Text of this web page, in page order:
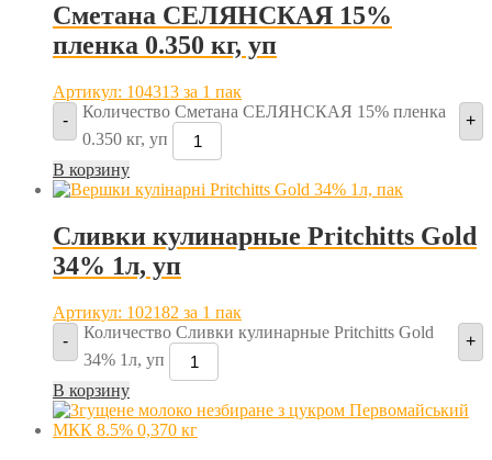
Сметана СЕЛЯНСКАЯ 15%
пленка 0.350 кг, уп
Артикул: 104313 за 1 пак
-
Количество Сметана СЕЛЯНСКАЯ 15% пленка
0.350 кг, уп
+
В корзину
Сливки кулинарные Pritchitts Gold
34% 1л, уп
Артикул: 102182 за 1 пак
-
Количество Сливки кулинарные Pritchitts Gold
34% 1л, уп
+
В корзину